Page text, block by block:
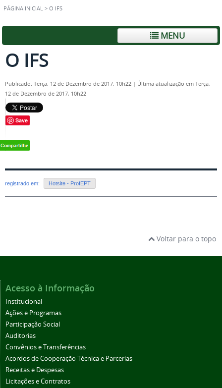
PÁGINA INICIAL > O IFS
MENU
O IFS
Publicado: Terça, 12 de Dezembro de 2017, 10h22 | Última atualização em Terça,
12 de Dezembro de 2017, 10h22
Save
registrado em: Hotsite - ProfEPT
Voltar para o topo
Acesso à Informação
Institucional
Ações e Programas
Participação Social
Auditorias
Convênios e Transferências
Acordos de Cooperação Técnica e Parcerias
Receitas e Despesas
Licitações e Contratos